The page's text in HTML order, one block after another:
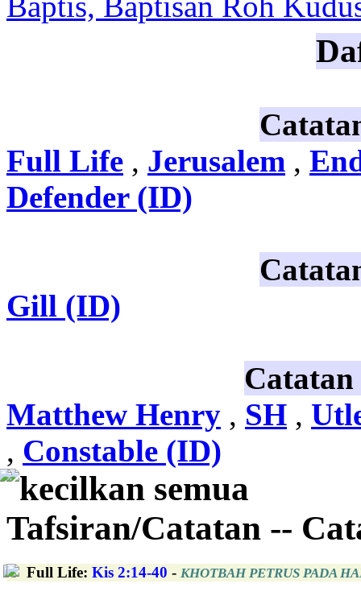
Full Life , Jerusalem ,
Defender (ID)
Gill (ID)
Matthew Henry , SH ,
, Constable (ID)
kecilkan semua
Tafsiran/Catatan --
Full Life: Kis 2:14-40 - KHOTBAH PETRUS PADA